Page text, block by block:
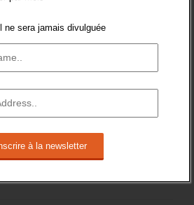
ne sera jamais divulguée